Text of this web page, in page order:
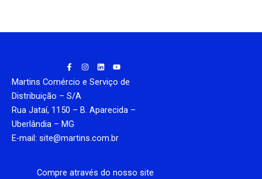
F
a
c
e
b
o
o
-
I
n
s
t
r
L
i
n
k
i
Y
o
u
t
e
Martins Comércio e Serviço de
Distribuição – S/A
Rua Jataí, 1150 – B. Aparecida –
Uberlândia – MG
E-mail: site@martins.com.br
Compre através do nosso site